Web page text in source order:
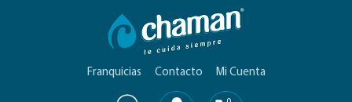
Franquicias Contacto Mi Cuenta